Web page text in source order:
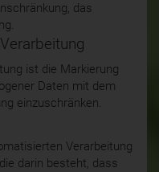
das
ist die Markierung
Daten mit dem
einzuschränken.
Verarbeitung
darin besteht, dass